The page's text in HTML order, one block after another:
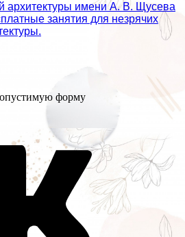
архитектуры имени А. В. Щусева
занятия для незрячих
форму